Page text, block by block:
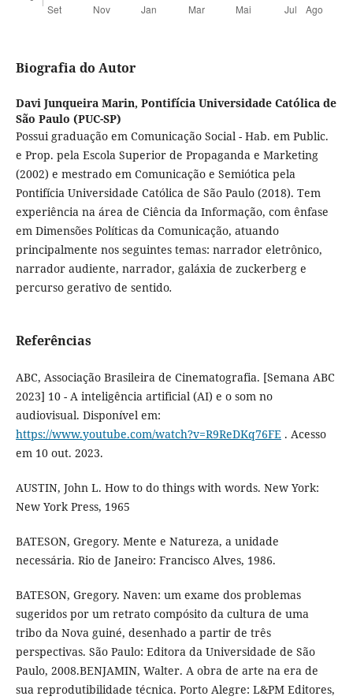
Biografia do Autor
Davi Junqueira Marin, Pontifícia Universidade Católica de
São Paulo (PUC-SP)
Possui graduação em Comunicação Social - Hab. em Public.
e Prop. pela Escola Superior de Propaganda e Marketing
(2002) e mestrado em Comunicação e Semiótica pela
Pontifícia Universidade Católica de São Paulo (2018). Tem
experiência na área de Ciência da Informação, com ênfase
em Dimensões Políticas da Comunicação, atuando
principalmente nos seguintes temas: narrador eletrônico,
narrador audiente, narrador, galáxia de zuckerberg e
percurso gerativo de sentido.
Referências
ABC, Associação Brasileira de Cinematografia. [Semana ABC
2023] 10 - A inteligência artificial (AI) e o som no
audiovisual. Disponível em:
https://www.youtube.com/watch?v=R9ReDKq76FE. Acesso
em 10 out. 2023.
AUSTIN, John L. How to do things with words. New York:
New York Press, 1965
BATESON, Gregory. Mente e Natureza, a unidade
necessária. Rio de Janeiro: Francisco Alves, 1986.
BATESON, Gregory. Naven: um exame dos problemas
sugeridos por um retrato compósito da cultura de uma
tribo da Nova guiné, desenhado a partir de três
perspectivas. São Paulo: Editora da Universidade de São
Paulo, 2008.BENJAMIN, Walter. A obra de arte na era de
sua reprodutibilidade técnica. Porto Alegre: L&PM Editores,